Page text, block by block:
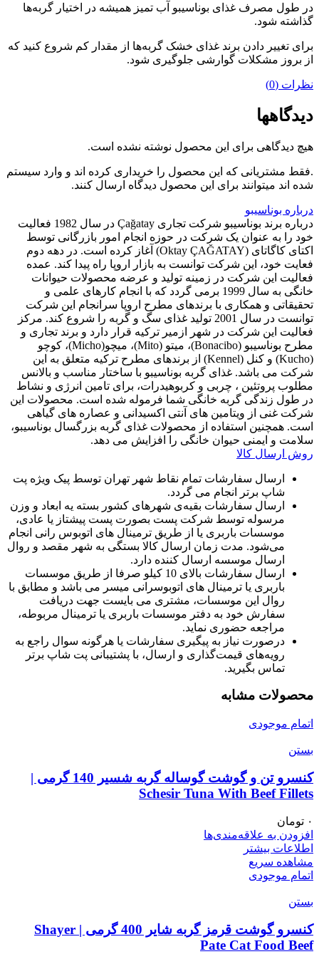
در طول مصرف غذای بوناسیبو آب تمیز همیشه در اختیار گربه‌ها
گذاشته شود.
برای تغییر دادن برند غذای خشک گربه‌ها از مقدار کم شروع کنید که
از بروز مشکلات گوارشی جلوگیری شود.
نظرات (0)
دیدگاهها
هیچ دیدگاهی برای این محصول نوشته نشده است.
.فقط مشتریانی که این محصول را خریداری کرده اند و وارد سیستم
شده اند میتوانند برای این محصول دیدگاه ارسال کنند.
درباره بوناسیبو
درباره برند بوناسیبو شرکت تجاری Çağatay در سال 1982 فعالیت
خود را به عنوان یک شرکت در حوزه انجام امور بازرگانی توسط
اکتای کاگاتای (Oktay ÇAĞATAY) آغاز کرده است. در دهه دوم
فعایت خود، این شرکت توانست به بازار اروپا راه پیدا کند. عمده
فعالیت این شرکت در زمینه تولید و عرضه محصولات حیوانات
خانگی به سال 1999 برمی گردد که با انجام کارهای علمی و
تحقیقاتی و همکاری با برندهای مطرح اروپا سرانجام این شرکت
توانست در سال 2001 تولید غذای سگ و گربه را شروع کند. مرکز
فعالیت این شرکت در شهر ازمیر ترکیه قرار دارد و برند تجاری و
مطرح بوناسیبو (Bonacibo)، میتو (Mito)، میچو(Micho)، کوچو
(Kucho) و کنل (Kennel) از برندهای مطرح ترکیه متعلق به این
شرکت می باشد. غذای گربه بوناسیبو با ساختار مناسب و بالانس
مطلوب پروتئین ، چربی و کربوهیدرات، برای تامین انرژی و نشاط
در طول زندگی گربه خانگی شما فرموله شده است. محصولات این
شرکت غنی از ویتامین های آنتی اکسیدانی و عصاره های گیاهی
است. همچنین استفاده از محصولات غذای گربه بزرگسال بوناسیبو،
سلامت و ایمنی حیوان خانگی را افزایش می دهد.
روش ارسال کالا
ارسال سفارشات تمام نقاط شهر تهران توسط پیک ویژه پت
شاپ برتر انجام می گردد.
ارسال سفارشات بقیه‌ی شهرهای کشور بسته یه ابعاد و وزن
مرسوله توسط شرکت پست بصورت پست پیشتاز یا عادی،
موسسات باربری یا از طریق ترمینال های اتوبوس رانی انجام
می‌شود. مدت زمان ارسال کالا بستگی به شهر مقصد و روال
ارسال موسسه ارسال کننده دارد.
ارسال سفارشات بالای 10 کیلو صرفا از طریق موسسات
باربری یا ترمینال های اتوبوسرانی میسر می باشد و مطابق با
روال این موسسات، مشتری می بایست جهت دریافت
سفارش خود به دفتر موسسات باربری یا ترمینال مربوطه،
مراجعه حضوری نماید.
درصورت نیاز به پیگیری سفارشات یا هرگونه سوال راجع به
رویه‌های قیمت‌گذاری و ارسال، با پشتیبانی پت شاپ برتر
تماس بگیرید.
محصولات مشابه
اتمام موجودی
بستن
کنسرو تن و گوشت گوساله گربه شسیر 140 گرمی |
Schesir Tuna With Beef Fillets
۰ تومان
افزودن به علاقه‌مندی‌ها
اطلاعات بیشتر
مشاهده سریع
اتمام موجودی
بستن
کنسرو گوشت قرمز گربه شایر 400 گرمی | Shayer
Pate Cat Food Beef